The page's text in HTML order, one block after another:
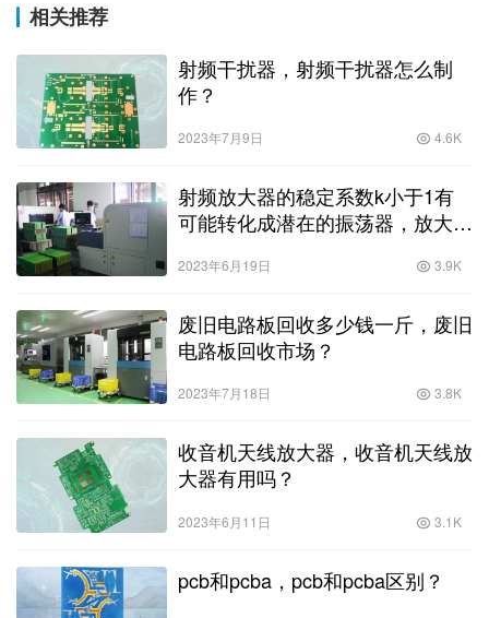
相关推荐
射频干扰器，射频干扰器怎么制
作？
2023年7月9日 4.6K
射频放大器的稳定系数k小于1有
可能转化成潜在的振荡器，放大器
2023年6月19日 3.9K
废旧电路板回收多少钱一斤，废旧
电路板回收市场？
2023年7月18日 3.8K
收音机天线放大器，收音机天线放
大器有用吗？
2023年6月11日 3.1K
pcb和pcba，pcb和pcba区别？